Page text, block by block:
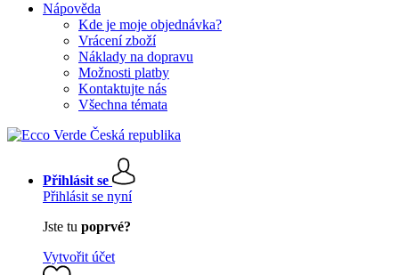
Nápověda
Kde je moje objednávka?
Vrácení zboží
Náklady na dopravu
Možnosti platby
Kontaktujte nás
Všechna témata
Přihlásit se
Přihlásit se nyní
Jste tu poprvé?
Vytvořit účet